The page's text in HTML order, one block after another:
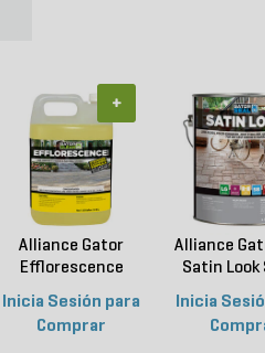
Alliance Gator
Efflorescence
Inicia Sesión para
Comprar
+
Alliance
Satin Look
Inicia